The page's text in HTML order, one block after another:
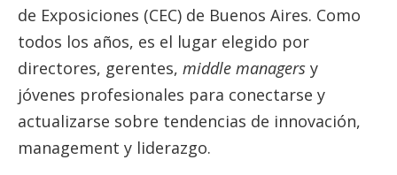
de Exposiciones (CEC) de Buenos Aires. Como
todos los años, es el lugar elegido por
directores, gerentes, middle managers y
jóvenes profesionales para conectarse y
actualizarse sobre tendencias de innovación,
management y liderazgo.